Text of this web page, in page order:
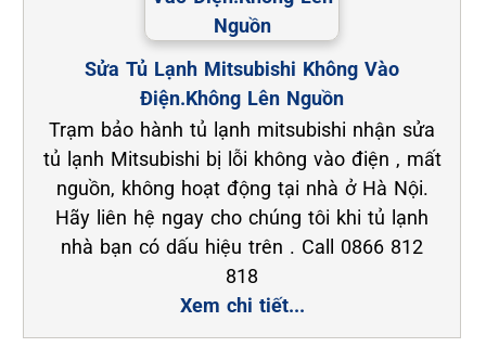
Sửa Tủ Lạnh Mitsubishi Không Vào
Điện.Không Lên Nguồn
Trạm bảo hành tủ lạnh mitsubishi nhận sửa
tủ lạnh Mitsubishi bị lỗi không vào điện , mất
nguồn, không hoạt động tại nhà ở Hà Nội.
Hãy liên hệ ngay cho chúng tôi khi tủ lạnh
nhà bạn có dấu hiệu trên . Call 0866 812
818
Xem chi tiết...